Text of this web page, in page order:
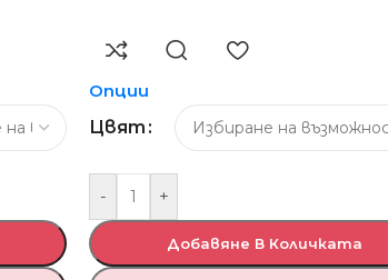
Опции
Цвят
- +
Добавяне В Количката